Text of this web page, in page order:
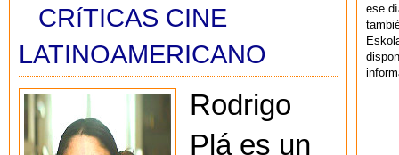
CRíTICAS CINE
LATINOAMERICANO
Rodrigo
Plá es un
ese